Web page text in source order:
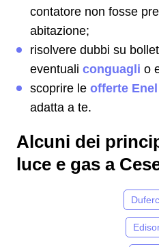
contatore non fosse
abitazione;
risolvere dubbi su
eventuali conguagli o
scoprire le offerte Enel
adatta a te.
Alcuni dei
luce e gas a